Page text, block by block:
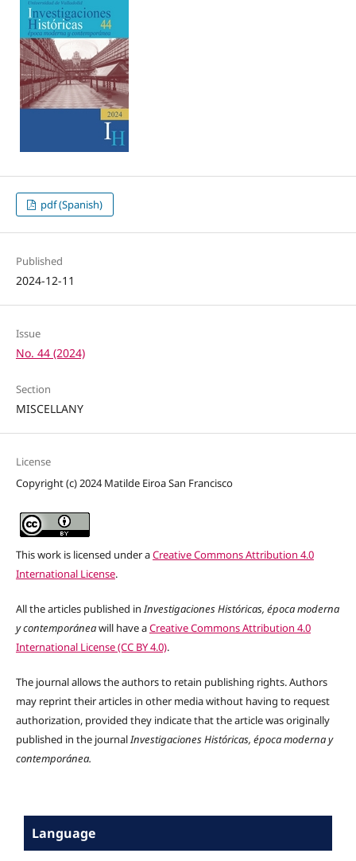
pdf (Spanish)
Published
2024-12-11
Issue
No. 44 (2024)
Section
MISCELLANY
License
Copyright (c) 2024 Matilde Eiroa San Francisco
This work is licensed under aCreative Commons Attribution 4.0
International License.
All the articles published inInvestigaciones Históricas, época moderna
y contemporáneawill have aCreative Commons Attribution 4.0
International License (CC BY 4.0).
The journal allows the authors to retain publishing rights. Authors
may reprint their articles in other media without having to request
authorization, provided they indicate that the article was originally
published in the journalInvestigaciones Históricas, época moderna y
contemporánea.
Language